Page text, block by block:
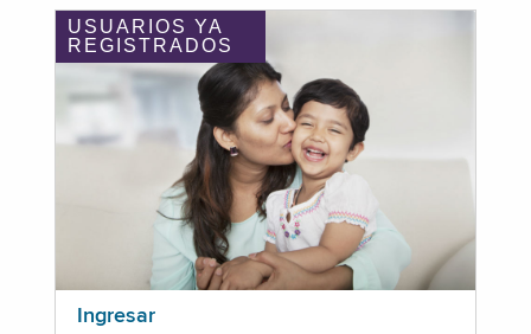
USUARIOS YA
REGISTRADOS
Ingresar